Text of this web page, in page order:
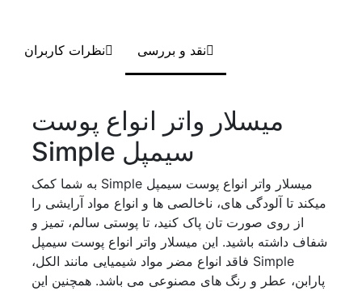
نقد و بررسی نظرات کاربران
میسلار واتر انواع پوست
سیمپل Simple
میسلار واتر انواع پوست سیمپل Simple به شما کمک
میکند تا آلودگی های، ناخالصی ها و انواع مواد آرایشی را
از روی صورت تان پاک کنید، تا پوستی سالم، تمیز و
شفاف داشته باشید. این میسلار واتر انواع پوست سیمپل
Simple فاقد انواع مضر مواد شیمیایی مانند الکل،
پارابن، عطر و رنگ های مصنوعی می باشد. همچنین این